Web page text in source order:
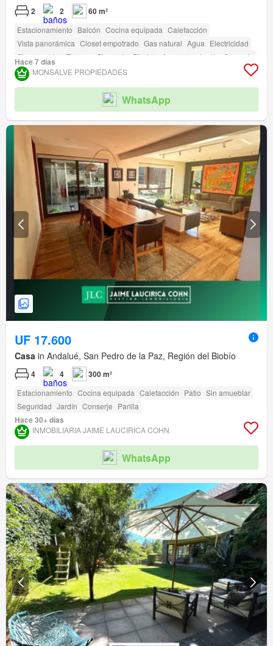
2 2 60 m²
Estacionamiento Balcón Cocina equipada Calefacción
Vista panorámica Closet empotrado Gas natural Agua Electricidad
Sin amueblar
Terraza Gimnasio Piscina Ascensor Jardín
Conserje
Caseta de vigilancia Acceso para personas con discapacidad
Hace 7 días
MONSALVE PROPIEDADES
WhatsApp
UF 17.600
Casa in Andalué, San Pedro de la Paz, Región del Biobío
4 4 300 m²
Estacionamiento Cocina equipada Calefacción Patio Sin amueblar
Seguridad Jardín Conserje Parilla
Hace 30+ días
INMOBILIARIA JAIME LAUCIRICA COHN
WhatsApp